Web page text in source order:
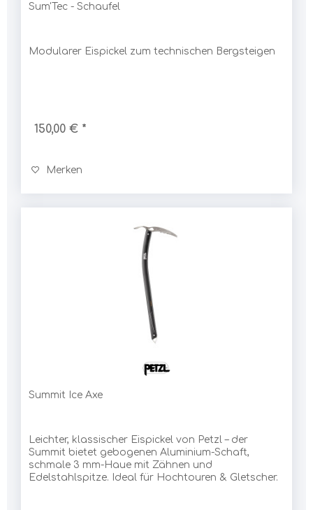
Sum'Tec - Schaufel
Modularer Eispickel zum technischen Bergsteigen
150,00 € *
Merken
Summit Ice Axe
Leichter, klassischer Eispickel von Petzl – der
Summit bietet gebogenen Aluminium-Schaft,
schmale 3 mm-Haue mit Zähnen und
Edelstahlspitze. Ideal für Hochtouren & Gletscher.